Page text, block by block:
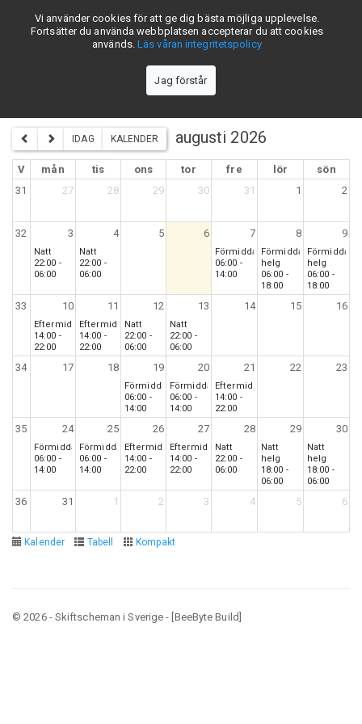
skiftschema.se
Stora Enso Fors 5-skift - D-lag
IDAG KALENDER augusti 2026
V mån tis ons tor fre lör
sön
31
27 28 29 30 31 1 2
32 3 4 5 6 7 8 9
Natt
22:00 -
06:00
Natt
22:00 -
06:00
Förmiddag
06:00 -
14:00
Förmiddag
helg
06:00 -
18:00
Förmiddag
helg
06:00 -
18:00
33 10 11 12 13 14 15 16
Eftermiddag
14:00 -
22:00
Eftermiddag
14:00 -
22:00
Natt
22:00 -
06:00
Natt
22:00 -
06:00
34 17 18 19 20 21 22 23
Förmiddag
06:00 -
14:00
Förmiddag
06:00 -
14:00
Eftermiddag
14:00 -
22:00
35 24 25 26 27 28 29 30
Förmiddag
06:00 -
14:00
Förmiddag
06:00 -
14:00
Eftermiddag
14:00 -
22:00
Eftermiddag
14:00 -
22:00
Natt
22:00 -
06:00
Natt
helg
18:00 -
06:00
Natt
helg
18:00 -
06:00
36 31 1 2 3 4 5 6
Kalender Tabell Kompakt
© 2026 - Skiftscheman i Sverige - [BeeByte Build]
Vi använder cookies för att ge dig bästa möjliga upplevelse.
Fortsätter du använda webbplatsen accepterar du att cookies
används.Läs våran integritetspolicy
Jag förstår